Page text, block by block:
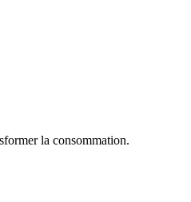
la consommation.